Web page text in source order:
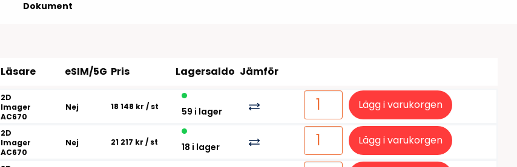
Dokument
Läsare eSIM/5G Pris Lagersaldo Jämför
2D
Imager
AC670
Nej 18 148 kr / st 59 i lager Lägg i varukorgen
2D
Imager
AC670
Nej 21 217 kr / st 18 i lager Lägg i varukorgen